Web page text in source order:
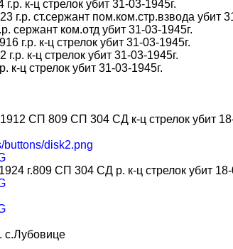
г.р. к-ц стрелок убит 31-03-1945г.
г.р. ст.сержант пом.ком.стр.взвода убит
сержант ком.отд убит 31-03-1945г.
г.р. к-ц стрелок убит 31-03-1945г.
г.р. к-ц стрелок убит 31-03-1945г.
к-ц стрелок убит 31-03-1945г.
1912 СП 809 СП 304 СД к-ц стрелок убит
buttons/disk2.png
1924 г.809 СП 304 СД р. к-ц стрелок убит 18-
с.Лубовице